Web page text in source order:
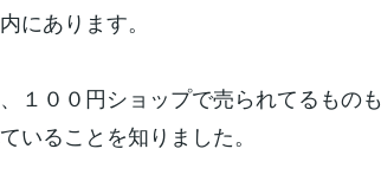
にあります。
１００円ショップで売られてるものも
いることを知りました。